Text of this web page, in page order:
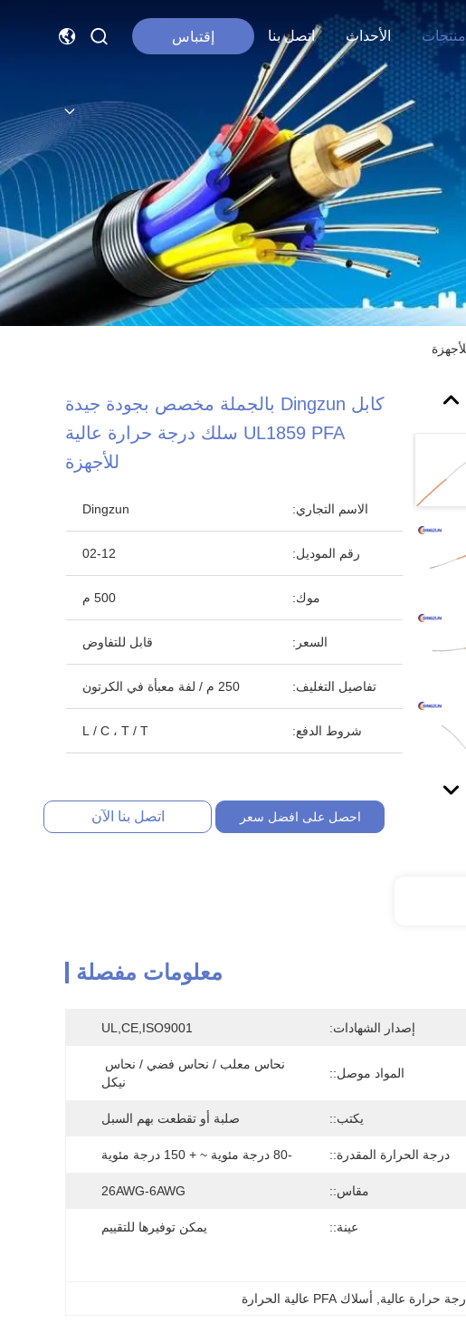
منتجات الأحداث اتصل بنا إقتباس
كابل Dingzun بالجملة مخصص بجودة جيدة
UL1859 PFA سلك درجة حرارة عالية
للأجهزة
الاسم التجاري: Dingzun
رقم الموديل: 02-12
موك: 500 م
السعر: قابل للتفاوض
تفاصيل التغليف: 250 م / لفة معبأة في الكرتون
شروط الدفع: L / C ، T / T
احصل على افضل سعر اتصل بنا الآن
معلومات مفصلة
إصدار الشهادات: UL,CE,ISO9001
المواد موصل::
نيكل
يكتب:: صلبة أو تقطعت بهم السبل
درجة الحرارة المقدرة:: -80 درجة مئوية ~ + 150 درجة مئوية
مقاس:: 26AWG-6AWG
عينة:: يمكن توفيرها للتقييم
أسلاك PFA عالية الحرارة